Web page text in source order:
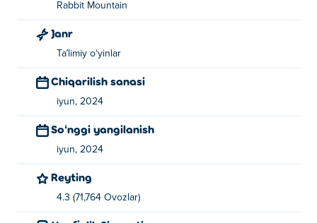
Rabbit Mountain
Janr
Taʼlimiy oʻyinlar
Chiqarilish sanasi
iyun, 2024
Soʻnggi yangilanish
iyun, 2024
Reyting
4.3 (71,764 Ovozlar)